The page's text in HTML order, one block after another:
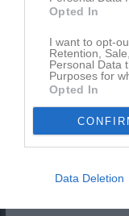
Opted In
I want to opt-
Retention,
Personal Data
Purposes for
Opted In
Data Deletion
Facebook